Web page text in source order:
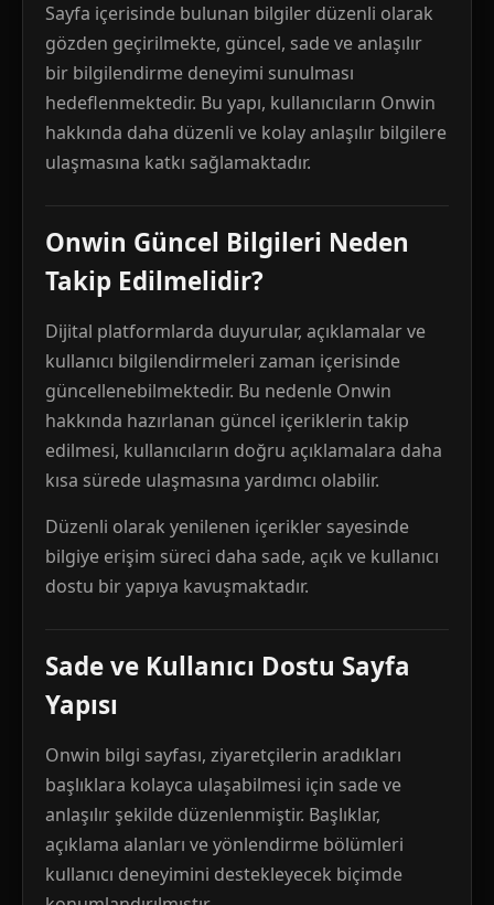
Sayfa içerisinde bulunan bilgiler düzenli olarak
gözden geçirilmekte, güncel, sade ve anlaşılır
bir bilgilendirme deneyimi sunulması
hedeflenmektedir. Bu yapı, kullanıcıların Onwin
hakkında daha düzenli ve kolay anlaşılır bilgilere
ulaşmasına katkı sağlamaktadır.
Onwin Güncel Bilgileri Neden
Takip Edilmelidir?
Dijital platformlarda duyurular, açıklamalar ve
kullanıcı bilgilendirmeleri zaman içerisinde
güncellenebilmektedir. Bu nedenle Onwin
hakkında hazırlanan güncel içeriklerin takip
edilmesi, kullanıcıların doğru açıklamalara daha
kısa sürede ulaşmasına yardımcı olabilir.
Düzenli olarak yenilenen içerikler sayesinde
bilgiye erişim süreci daha sade, açık ve kullanıcı
dostu bir yapıya kavuşmaktadır.
Sade ve Kullanıcı Dostu Sayfa
Yapısı
Onwin bilgi sayfası, ziyaretçilerin aradıkları
başlıklara kolayca ulaşabilmesi için sade ve
anlaşılır şekilde düzenlenmiştir. Başlıklar,
açıklama alanları ve yönlendirme bölümleri
kullanıcı deneyimini destekleyecek biçimde